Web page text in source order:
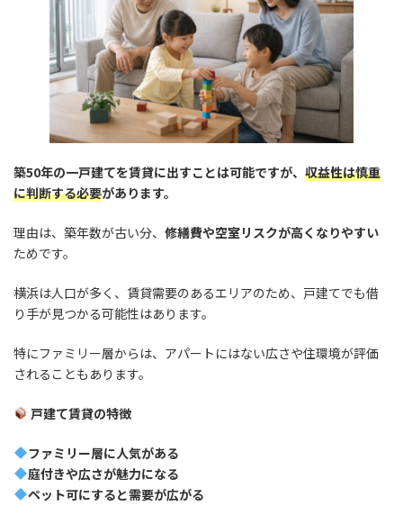
築50年の一戸建てを賃貸に出すことは可能ですが、 収益性は慎重
に判断する必要があります。
理由は、築年数が古い分、 修繕費や空室リスクが高くなりやすい
ためです。
横浜は人口が多く、賃貸需要のあるエリアのため、戸建てでも借
り手が見つかる可能性はあります。
特にファミリー層からは、アパートにはない広さや住環境が評価
されることもあります。
戸建て賃貸の特徴
ファミリー層に人気がある
庭付きや広さが魅力になる
ペット可にすると需要が広がる